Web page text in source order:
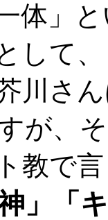
体」
して
川さ
が、
教で
神」「